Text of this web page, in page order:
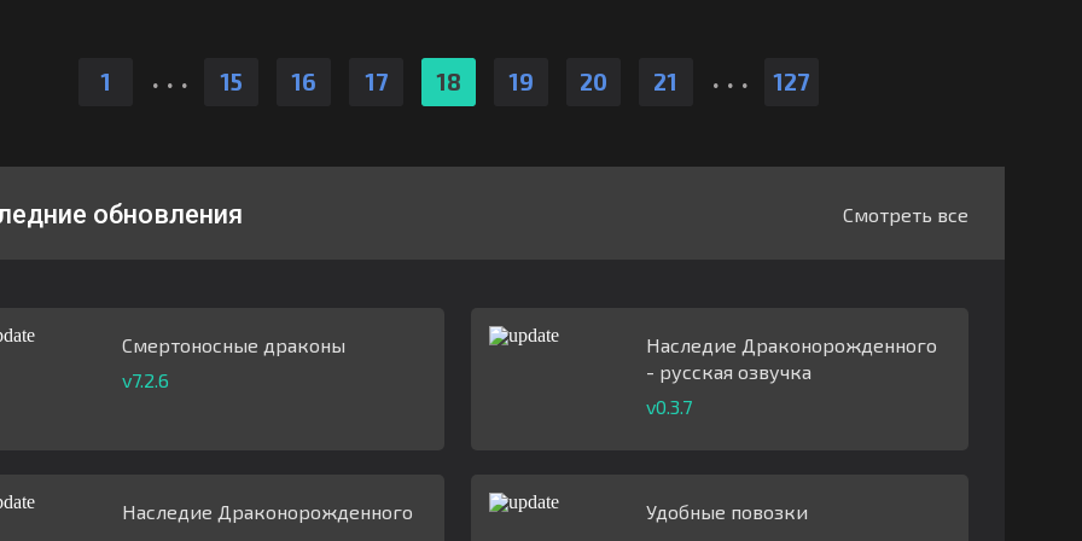
1 . . . 15 16 17 18 19 20 21 . . . 127
обновления Смотреть все
Смертоносные драконы
v7.2.6
Наследие Драконорожденного
- русская озвучка
v0.3.7
Наследие Драконорожденного
Удобные повозки